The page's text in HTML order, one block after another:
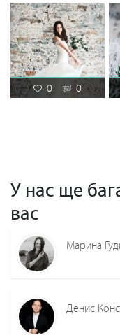
0 0
У нас ще
вас
Марина
Денис